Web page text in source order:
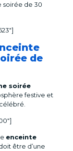
soirée de 30
de
soirée
festive et
enceinte
être d’une